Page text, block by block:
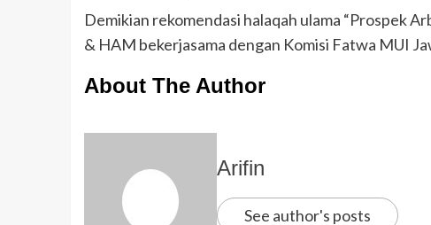
Demikian rekomendasi halaqah ulama “Prospek
& HAM bekerjasama dengan Komisi Fatwa MUI
About The Author
Arifin
See author's posts